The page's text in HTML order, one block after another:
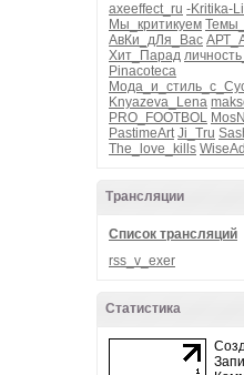
axeeffect_ru -Kritika-
Мы_критикуем
АвКи_дЛя_Вас
Хит_Парад
Pinacoteca
Knyazeva_Lena
PRO_FOOTBOL
PastimeArt Ji_Tru
The_love_kills
Трансляции
Список трансляций
rss_v_exer
Статистика